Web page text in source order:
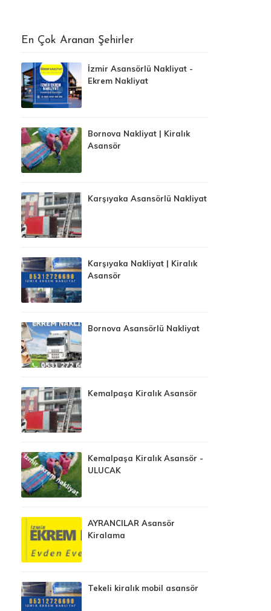
En Çok Aranan Şehirler
İzmir Asansörlü Nakliyat -
Ekrem Nakliyat
Bornova Nakliyat | Kiralık
Asansör
Karşıyaka Asansörlü Nakliyat
Karşıyaka Nakliyat | Kiralık
Asansör
Bornova Asansörlü Nakliyat
Kemalpaşa Kiralık Asansör
Kemalpaşa Kiralık Asansör -
ULUCAK
AYRANCILAR Asansör
Kiralama
Tekeli kiralık mobil asansör